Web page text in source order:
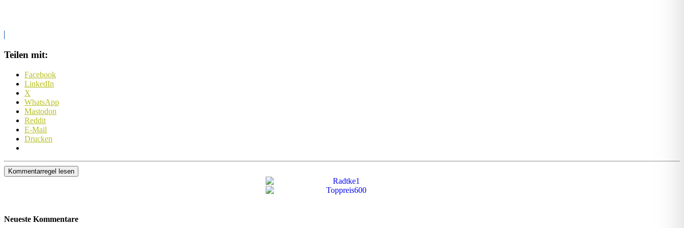
Teilen mit:
Facebook
LinkedIn
X
WhatsApp
Mastodon
Reddit
E-Mail
Drucken
Kommentarregel lesen
Neueste Kommentare